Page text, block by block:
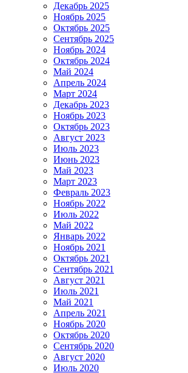
Декабрь 2025
Ноябрь 2025
Октябрь 2025
Сентябрь 2025
Ноябрь 2024
Октябрь 2024
Май 2024
Апрель 2024
Март 2024
Декабрь 2023
Ноябрь 2023
Октябрь 2023
Август 2023
Июль 2023
Июнь 2023
Май 2023
Март 2023
Февраль 2023
Ноябрь 2022
Июль 2022
Май 2022
Январь 2022
Ноябрь 2021
Октябрь 2021
Сентябрь 2021
Август 2021
Июль 2021
Май 2021
Апрель 2021
Ноябрь 2020
Октябрь 2020
Сентябрь 2020
Август 2020
Июль 2020